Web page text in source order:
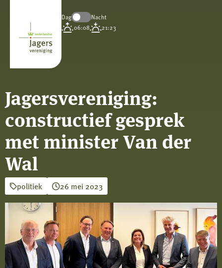
Koninklijke
Nederlandse
Jagersvereniging
Dag
Nacht
06:08
21:23
Jagersvereniging:
constructief gesprek
met minister Van der
Wal
politiek 26 mei 2023